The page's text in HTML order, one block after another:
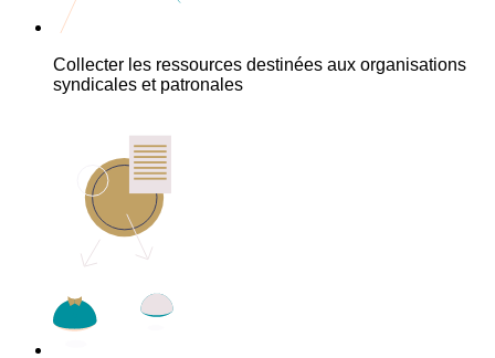
Collecter les ressources destinées aux organisations
syndicales et patronales